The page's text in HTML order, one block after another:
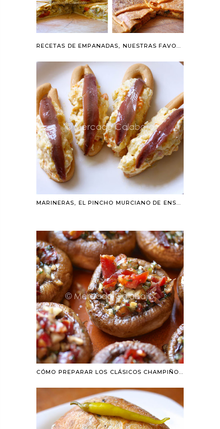
RECETAS DE EMPANADAS, NUESTRAS FAVORITAS
MARINERAS, EL PINCHO MURCIANO DE ENSALADILLA CON ANCHOA. RECETA
CÓMO PREPARAR LOS CLÁSICOS CHAMPIÑONES AL AJILLO (CHAPAS)